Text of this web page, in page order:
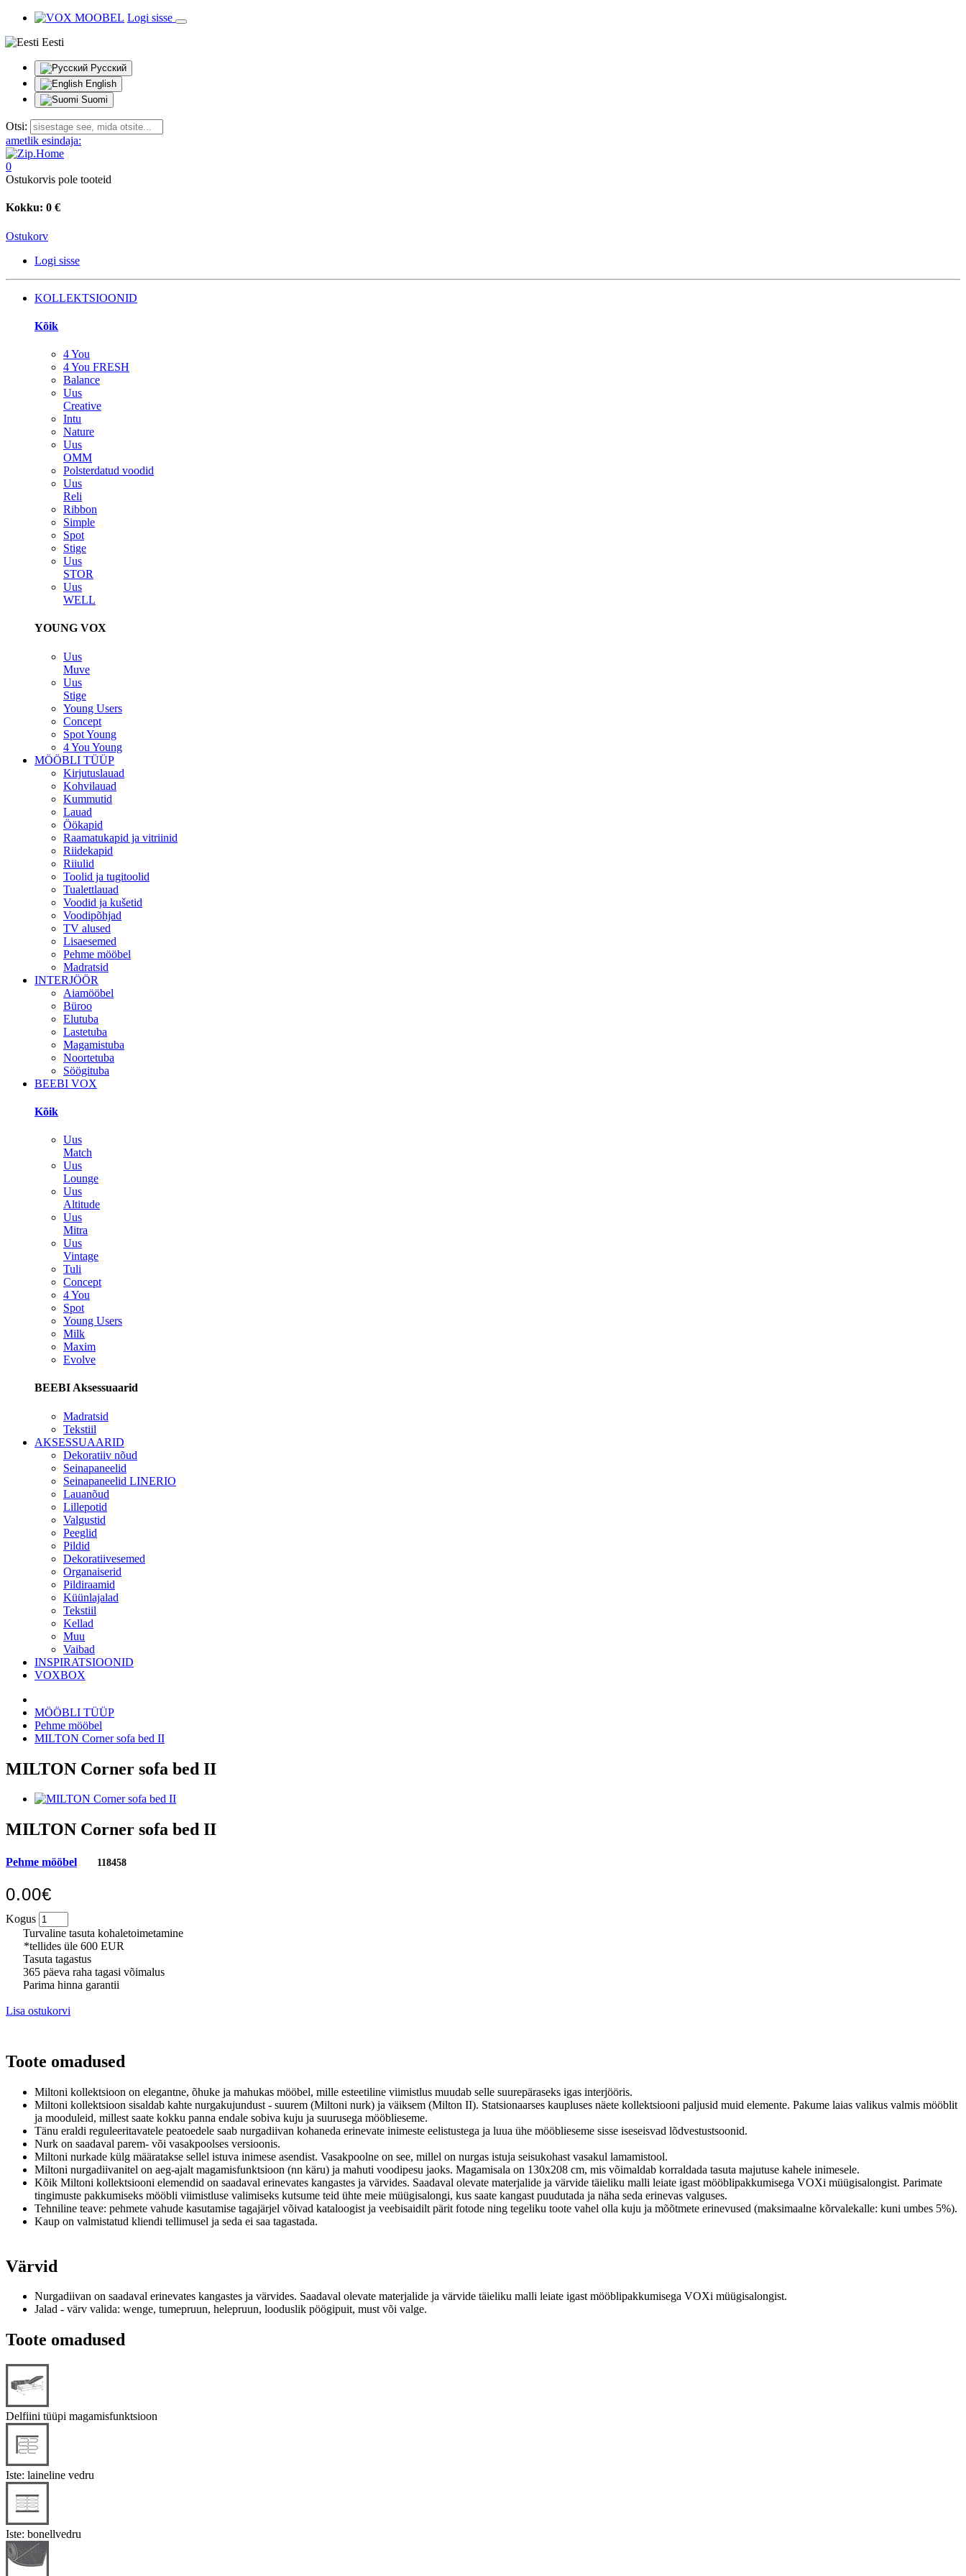
Logi sisse
Eesti
Русский
English
Suomi
Otsi:
ametlik esindaja:
0
Ostukorvis pole tooteid
Kokku: 0 €
Ostukorv
Logi sisse
KOLLEKTSIOONID
Kõik
4 You
4 You FRESH
Balance
Uus
Creative
Intu
Nature
Uus
OMM
Polsterdatud voodid
Uus
Reli
Ribbon
Simple
Spot
Stige
Uus
STOR
Uus
WELL
YOUNG VOX
Uus
Muve
Uus
Stige
Young Users
Concept
Spot Young
4 You Young
MÖÖBLI TÜÜP
Kirjutuslauad
Kohvilauad
Kummutid
Lauad
Öökapid
Raamatukapid ja vitriinid
Riidekapid
Riiulid
Toolid ja tugitoolid
Tualettlauad
Voodid ja kušetid
Voodipõhjad
TV alused
Lisaesemed
Pehme mööbel
Madratsid
INTERJÖÖR
Aiamööbel
Büroo
Elutuba
Lastetuba
Magamistuba
Noortetuba
Söögituba
BEEBI VOX
Kõik
Uus
Match
Uus
Lounge
Uus
Altitude
Uus
Mitra
Uus
Vintage
Tuli
Concept
4 You
Spot
Young Users
Milk
Maxim
Evolve
BEEBI Aksessuaarid
Madratsid
Tekstiil
AKSESSUAARID
Dekoratiiv nõud
Seinapaneelid
Seinapaneelid LINERIO
Lauanõud
Lillepotid
Valgustid
Peeglid
Pildid
Dekoratiivesemed
Organaiserid
Pildiraamid
Küünlajalad
Tekstiil
Kellad
Muu
Vaibad
INSPIRATSIOONID
VOXBOX
MÖÖBLI TÜÜP
Pehme mööbel
MILTON Corner sofa bed II
MILTON Corner sofa bed II
MILTON Corner sofa bed II
Pehme mööbel 118458
0.00€
Kogus
Turvaline tasuta kohaletoimetamine
*tellides üle 600 EUR
Tasuta tagastus
365 päeva raha tagasi võimalus
Parima hinna garantii
Lisa ostukorvi
Toote omadused
Miltoni kollektsioon on elegantne, õhuke ja mahukas mööbel, mille esteetiline viimistlus muudab selle suurepäraseks igas interjööris.
Miltoni kollektsioon sisaldab kahte nurgakujundust - suurem (Miltoni nurk) ja väiksem (Milton II). Statsionaarses kaupluses näete kollektsiooni paljusid muid elemente. Pakume laias valikus valmis mööblit
ja mooduleid, millest saate kokku panna endale sobiva kuju ja suurusega mööblieseme.
Tänu eraldi reguleeritavatele peatoedele saab nurgadiivan kohaneda erinevate inimeste eelistustega ja luua ühe mööblieseme sisse iseseisvad lõdvestustsoonid.
Nurk on saadaval parem- või vasakpoolses versioonis.
Miltoni nurkade külg määratakse sellel istuva inimese asendist. Vasakpoolne on see, millel on nurgas istuja seisukohast vasakul lamamistool.
Miltoni nurgadiivanitel on aeg-ajalt magamisfunktsioon (nn käru) ja mahuti voodipesu jaoks. Magamisala on 130x208 cm, mis võimaldab korraldada tasuta majutuse kahele inimesele.
Kõik Miltoni kollektsiooni elemendid on saadaval erinevates kangastes ja värvides. Saadaval olevate materjalide ja värvide täieliku malli leiate igast mööblipakkumisega VOXi müügisalongist. Parimate
tingimuste pakkumiseks mööbli viimistluse valimiseks kutsume teid ühte meie müügisalongi, kus saate kangast puudutada ja näha seda erinevas valguses.
Tehniline teave: pehmete vahude kasutamise tagajärjel võivad kataloogist ja veebisaidilt pärit fotode ning tegeliku toote vahel olla kuju ja mõõtmete erinevused (maksimaalne kõrvalekalle: kuni umbes 5%).
Kaup on valmistatud kliendi tellimusel ja seda ei saa tagastada.
Värvid
Nurgadiivan on saadaval erinevates kangastes ja värvides. Saadaval olevate materjalide ja värvide täieliku malli leiate igast mööblipakkumisega VOXi müügisalongist.
Jalad - värv valida: wenge, tumepruun, helepruun, looduslik pöögipuit, must või valge.
Toote omadused
Delfiini tüüpi magamisfunktsioon
Iste: laineline vedru
Iste: bonellvedru